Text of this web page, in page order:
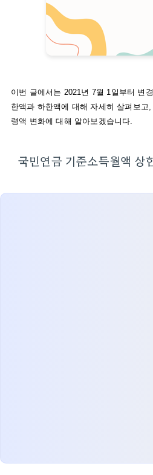
이번 글에서는 2021년 7월 1일부터 변
한액과 하한액에 대해 자세히 살펴보
령액 변화에 대해 알아보겠습니다.
국민연금 기준소득월액 상